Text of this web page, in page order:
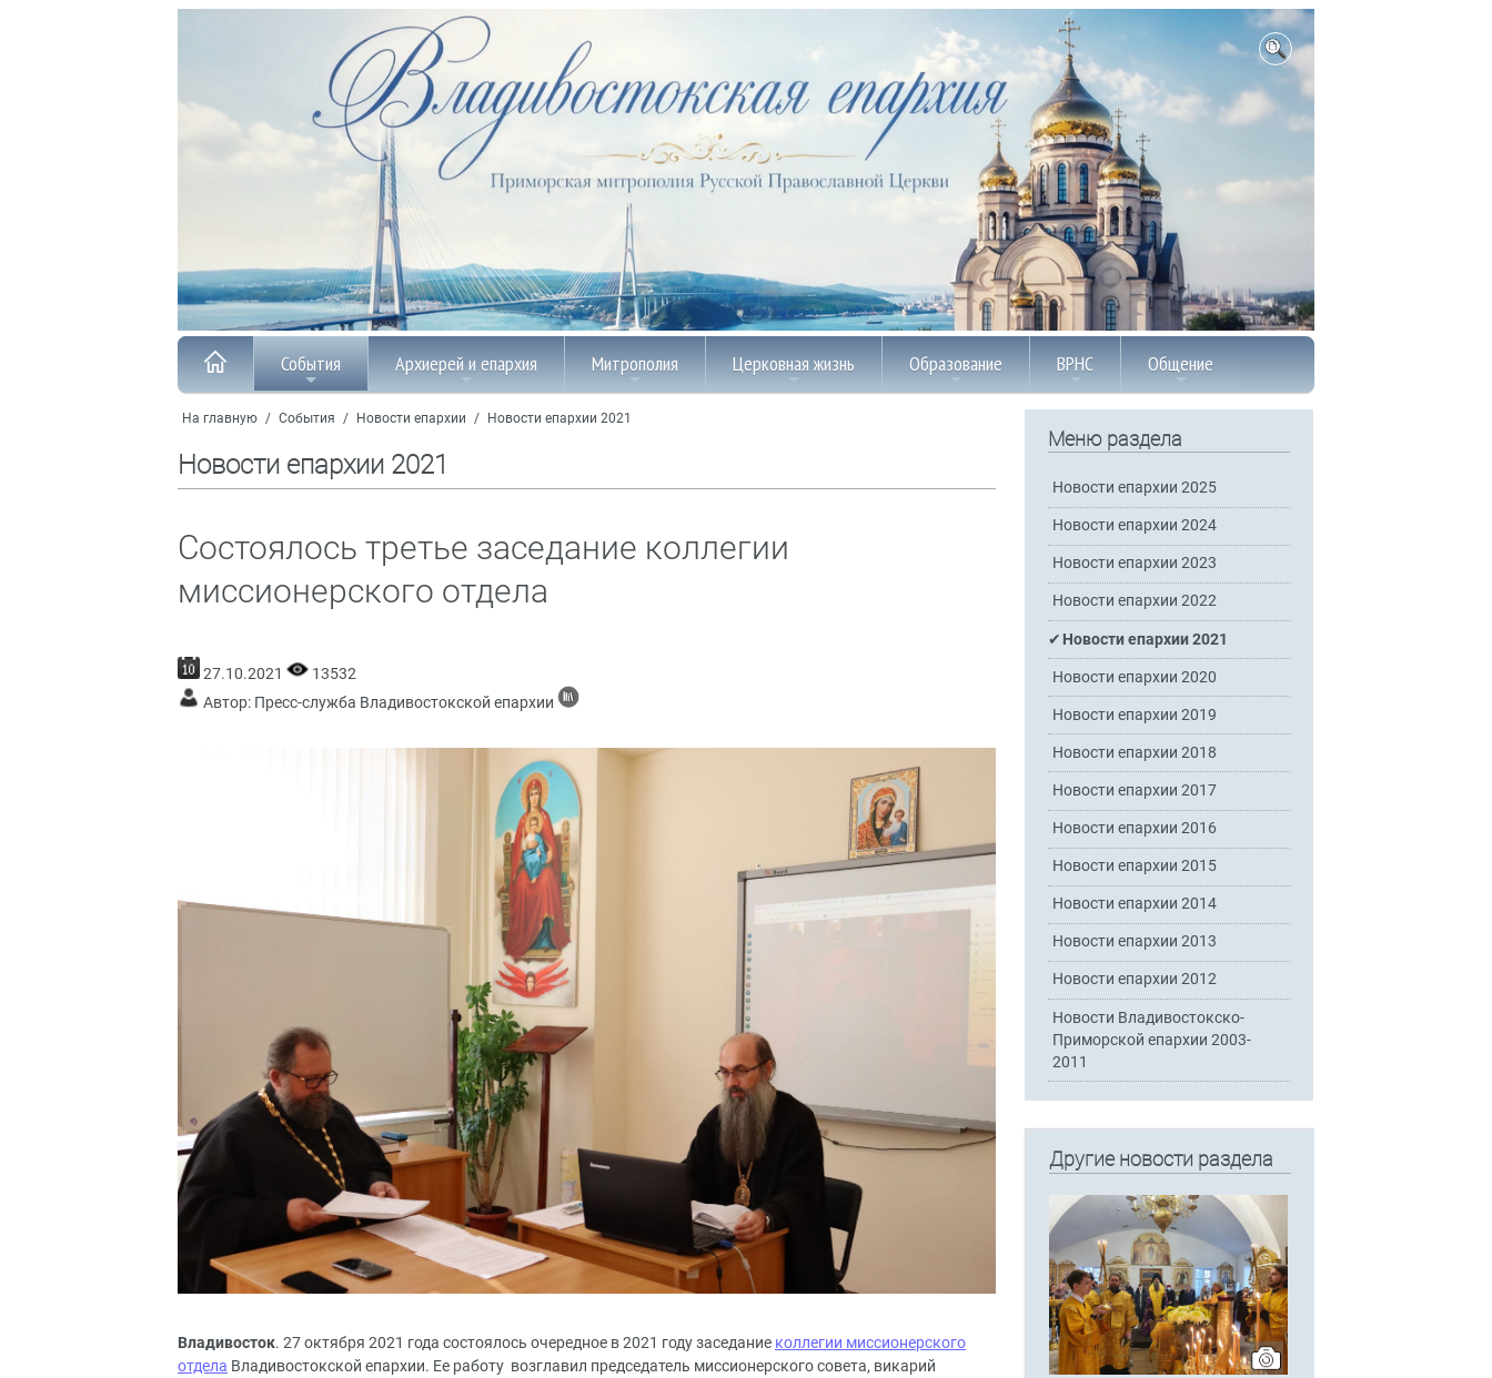
События Архиерей и епархия Митрополия Церковная жизнь Образование ВРНС Общение
На главную / События / Новости епархии / Новости епархии 2021
Новости епархии 2021
Состоялось третье заседание коллегии
миссионерского отдела
27.10.2021
13532
Автор: Пресс-служба Владивостокской епархии
Владивосток. 27 октября 2021 года состоялось очередное в 2021 году заседание коллегии миссионерского
отдела Владивостокской епархии. Ее работу возглавил председатель миссионерского совета, викарий
Меню раздела
Новости епархии 2025
Новости епархии 2024
Новости епархии 2023
Новости епархии 2022
Новости епархии 2021
Новости епархии 2020
Новости епархии 2019
Новости епархии 2018
Новости епархии 2017
Новости епархии 2016
Новости епархии 2015
Новости епархии 2014
Новости епархии 2013
Новости епархии 2012
Новости Владивостокско-
Приморской епархии 2003-
2011
Другие новости раздела